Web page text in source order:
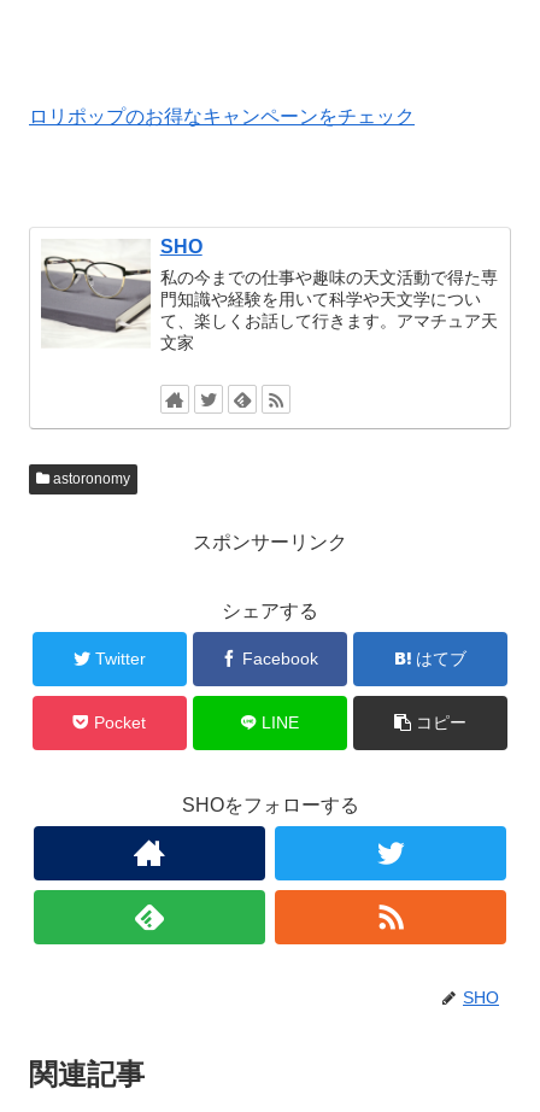
ロリポップのお得なキャンペーンをチェック
SHO
私の今までの仕事や趣味の天文活動で得た専
門知識や経験を用いて科学や天文学につい
て、楽しくお話して行きます。アマチュア天
文家
astoronomy
スポンサーリンク
シェアする
Twitter Facebook はてブ
Pocket LINE コピー
SHOをフォローする
SHO
関連記事